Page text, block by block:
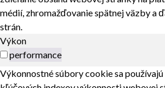
médií, zhromažďovanie spätnej väzby a
strán.
Výkon
performance
Výkonnostné súbory cookie sa používajú